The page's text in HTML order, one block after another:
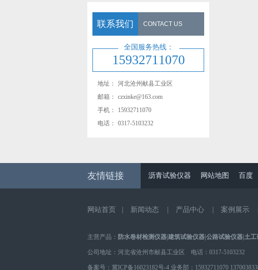
联系我们 CONTACT US
15932711070
全国服务热线：
地址：
河北沧州献县工业区
邮箱：
czxinke@163.com
手机：
15932711070
电话：
0317-5103232
友情链接 沥青试验仪器 网站地图 百度
网站首页 新闻动态 产品中心 案例展示
主营产品： 防水卷材检测仪器 建筑试验仪器 公路试验仪器 土工
公司地址：河北省沧州市献县工业区 电话：0317-5103232
备案号： 冀ICP备16023182号-4 业务部： 15932711070